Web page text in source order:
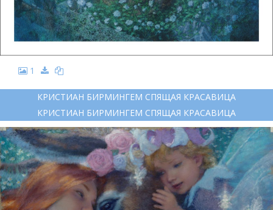
1
КРИСТИАН БИРМИНГЕМ СПЯЩАЯ КРАСАВИЦА
КРИСТИАН БИРМИНГЕМ СПЯЩАЯ КРАСАВИЦА